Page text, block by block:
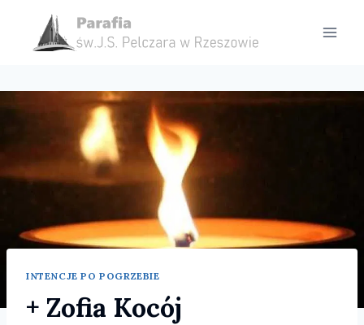
treści
INTENCJE PO POGRZEBIE
+ Zofia Kocój